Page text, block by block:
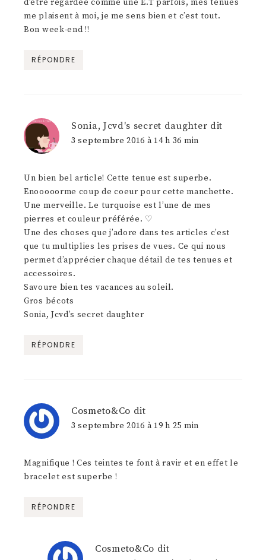
me plaisent à moi, je me sens bien et c’est tout.
Bon week-end !!
RÉPONDRE
Sonia, Jcvd's secret daughter dit
3 septembre 2016 à 14 h 36 min
Un bien bel article! Cette tenue est superbe.
Enooooorme coup de coeur pour cette manchette.
Une merveille. Le turquoise est l’une de mes
pierres et couleur préférée. ♡
Une des choses que j’adore dans tes articles c’est
que tu multiplies les prises de vues. Ce qui nous
permet d’apprécier chaque détail de tes tenues et
accessoires.
Savoure bien tes vacances au soleil.
Gros bécots
Sonia, Jcvd’s secret daughter
RÉPONDRE
Cosmeto&Co dit
3 septembre 2016 à 19 h 25 min
Magnifique ! Ces teintes te font à ravir et en effet le
bracelet est superbe !
RÉPONDRE
Cosmeto&Co dit